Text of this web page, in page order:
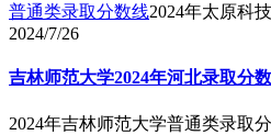
普通类录取分数线2024年太原科
2024/7/26
吉林师范大学2024年河北录取分
2024年吉林师范大学普通类录取